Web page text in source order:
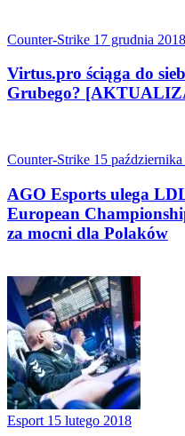
Counter-Strike 17 grudnia 2018
Virtus.pro ściąga do
Grubego?
Counter-Strike 15
AGO Esports ulega
European
za mocni dla Polaków
Esport 15 lutego 2018